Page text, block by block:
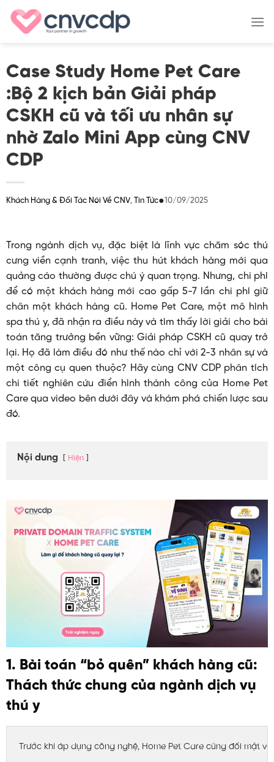
Skip
Case Study Home Pet Care
:Bộ 2 kịch bản Giải pháp
CSKH cũ và tối ưu nhân sự
nhờ Zalo Mini App cùng CNV
CDP
Khách Hàng & Đối Tác Nói Về CNV, Tin Tức●10/09/2025
Trong ngành dịch vụ, đặc biệt là lĩnh vực chăm sóc thú
cưng viền cạnh tranh, việc thu hút khách hàng mới qua
quảng cáo thường được chú ý quan trọng. Nhưng, chi phí
để có một khách hàng mới cao gấp 5-7 lần chi phí giữ
chân một khách hàng cũ. Home Pet Care, một mô hình
spa thú y, đã nhận ra điều này và tìm thấy lời giải cho bài
toán tăng trưởng bền vững: Giải pháp CSKH cũ quay trở
lại. Họ đã làm điều đó như thế nào chỉ với 2-3 nhân sự và
một công cụ quen thuộc? Hãy cùng CNV CDP phân tích
chi tiết nghiên cứu điển hình thành công của Home Pet
Care qua video bên dưới đây và khám phá chiến lược sau
đó.
Nội dung Hiện
1. Bài toán “bỏ quên” khách hàng cũ:
Thách thức chung của ngành dịch vụ
thú y
Trước khi áp dụng công nghệ, Home Pet Care cũng đối mặt